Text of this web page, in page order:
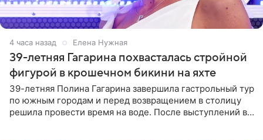
4 часа назад Елена Нужная
39-летняя Гагарина похвасталась стройной
фигурой в крошечном бикини на яхте
39-летняя Полина Гагарина завершила гастрольный тур
по южным городам и перед возвращением в столицу
решила провести время на воде. После выступлений в